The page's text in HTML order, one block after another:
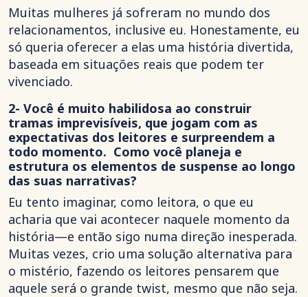
Muitas mulheres já sofreram no mundo dos
relacionamentos, inclusive eu. Honestamente, eu
só queria oferecer a elas uma história divertida,
baseada em situações reais que podem ter
vivenciado.
2- Você é muito habilidosa ao construir
tramas imprevisíveis, que jogam com as
expectativas dos leitores e surpreendem a
todo momento. Como você planeja e
estrutura os elementos de suspense ao longo
das suas narrativas?
Eu tento imaginar, como leitora, o que eu
acharia que vai acontecer naquele momento da
história—e então sigo numa direção inesperada.
Muitas vezes, crio uma solução alternativa para
o mistério, fazendo os leitores pensarem que
aquele será o grande twist, mesmo que não seja.